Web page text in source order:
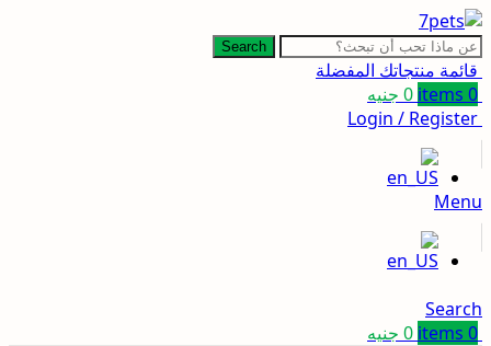
Search
قائمة منتجاتك المفضلة
0
items
0 جنيه
Login / Register
Menu
Search
0
items
0 جنيه